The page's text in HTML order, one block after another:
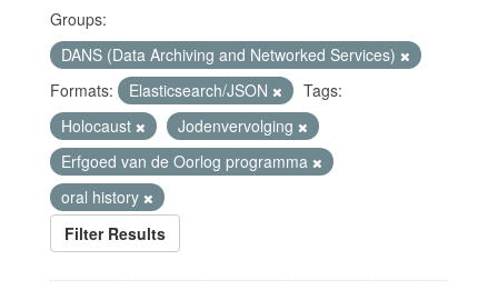
Groups:
DANS (Data Archiving and Networked Services)
Formats:
Elasticsearch/JSON
Tags:
Holocaust
Jodenvervolging
Erfgoed van de Oorlog programma
oral history
Filter Results